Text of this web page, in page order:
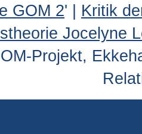
GOM 2' | Kritik
Jocelyne
Projekt,